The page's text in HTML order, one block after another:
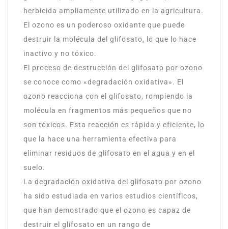
herbicida ampliamente utilizado en la agricultura.
El ozono es un poderoso oxidante que puede
destruir la molécula del glifosato, lo que lo hace
inactivo y no tóxico.
El proceso de destrucción del glifosato por ozono
se conoce como «degradación oxidativa». El
ozono reacciona con el glifosato, rompiendo la
molécula en fragmentos más pequeños que no
son tóxicos. Esta reacción es rápida y eficiente, lo
que la hace una herramienta efectiva para
eliminar residuos de glifosato en el agua y en el
suelo.
La degradación oxidativa del glifosato por ozono
ha sido estudiada en varios estudios científicos,
que han demostrado que el ozono es capaz de
destruir el glifosato en un rango de